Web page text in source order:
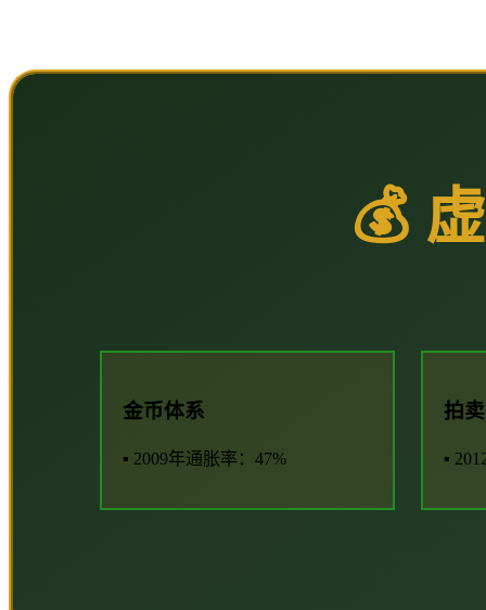
💰
金币体系
▪ 2009年通胀率：47%
拍
▪